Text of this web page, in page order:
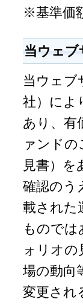
※基準価
当ウェ
当ウェブ
社）によ
あり、有
ァンドの
見書）
確認のう
載された
もので
ォリオの
場の動向
変更され